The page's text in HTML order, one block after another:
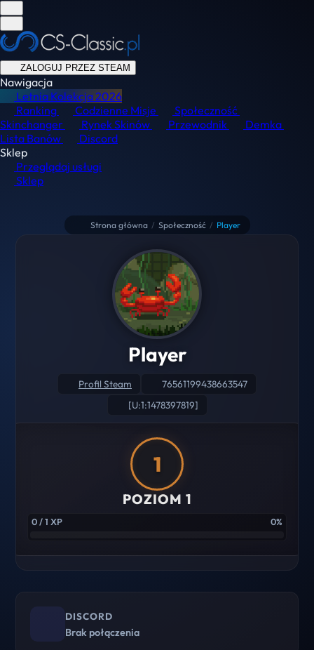
ZALOGUJ PRZEZ STEAM
Nawigacja
Letnia Kolekcja2026
Ranking
Codzienne Misje
Społeczność
Skinchanger
Rynek Skinów Przewodnik
Demka
Lista Banów
Discord
Sklep
Przeglądaj usługi
Sklep
Strona główna / Społeczność / Player
Player
Profil Steam
76561199438663547
[U:1:1478397819]
1
POZIOM 1
0 / 1 XP 0%
DISCORD
Brak połączenia